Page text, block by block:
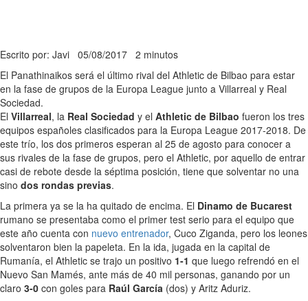
Escrito por: Javi 05/08/2017 2 minutos
El Panathinaikos será el último rival del Athletic de Bilbao para estar
en la fase de grupos de la Europa League junto a Villarreal y Real
Sociedad.
El Villarreal, la Real Sociedad y el Athletic de Bilbao fueron los tres
equipos españoles clasificados para la Europa League 2017-2018. De
este trío, los dos primeros esperan al 25 de agosto para conocer a
sus rivales de la fase de grupos, pero el Athletic, por aquello de entrar
casi de rebote desde la séptima posición, tiene que solventar no una
sino dos rondas previas.
La primera ya se la ha quitado de encima. El Dinamo de Bucarest
rumano se presentaba como el primer test serio para el equipo que
este año cuenta con nuevo entrenador, Cuco Ziganda, pero los leones
solventaron bien la papeleta. En la ida, jugada en la capital de
Rumanía, el Athletic se trajo un positivo 1-1 que luego refrendó en el
Nuevo San Mamés, ante más de 40 mil personas, ganando por un
claro 3-0 con goles para Raúl García (dos) y Aritz Aduriz.